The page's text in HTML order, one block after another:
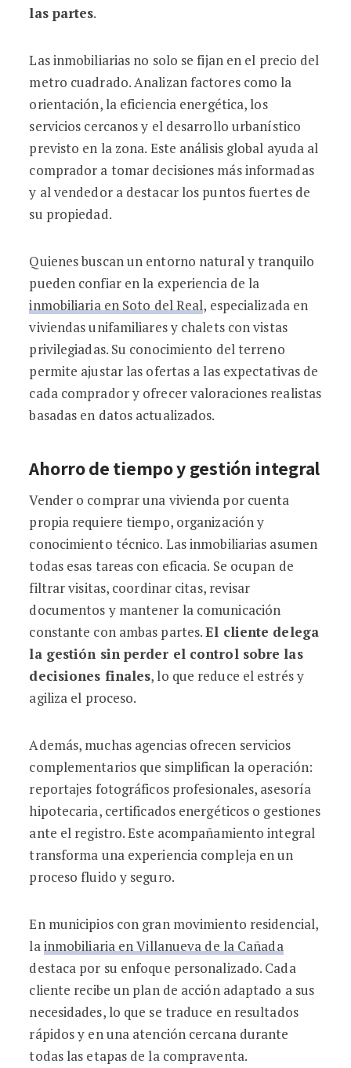
las partes.
Las inmobiliarias no solo se fijan en el precio del
metro cuadrado. Analizan factores como la
orientación, la eficiencia energética, los
servicios cercanos y el desarrollo urbanístico
previsto en la zona. Este análisis global ayuda al
comprador a tomar decisiones más informadas
y al vendedor a destacar los puntos fuertes de
su propiedad.
Quienes buscan un entorno natural y tranquilo
pueden confiar en la experiencia de la
inmobiliaria en Soto del Real, especializada en
viviendas unifamiliares y chalets con vistas
privilegiadas. Su conocimiento del terreno
permite ajustar las ofertas a las expectativas de
cada comprador y ofrecer valoraciones realistas
basadas en datos actualizados.
Ahorro de tiempo y gestión integral
Vender o comprar una vivienda por cuenta
propia requiere tiempo, organización y
conocimiento técnico. Las inmobiliarias asumen
todas esas tareas con eficacia. Se ocupan de
filtrar visitas, coordinar citas, revisar
documentos y mantener la comunicación
constante con ambas partes.El cliente delega
la gestión sin perder el control sobre las
decisiones finales, lo que reduce el estrés y
agiliza el proceso.
Además, muchas agencias ofrecen servicios
complementarios que simplifican la operación:
reportajes fotográficos profesionales, asesoría
hipotecaria, certificados energéticos o gestiones
ante el registro. Este acompañamiento integral
transforma una experiencia compleja en un
proceso fluido y seguro.
En municipios con gran movimiento residencial,
lainmobiliaria en Villanueva de la Cañada
destaca por su enfoque personalizado. Cada
cliente recibe un plan de acción adaptado a sus
necesidades, lo que se traduce en resultados
rápidos y en una atención cercana durante
todas las etapas de la compraventa.